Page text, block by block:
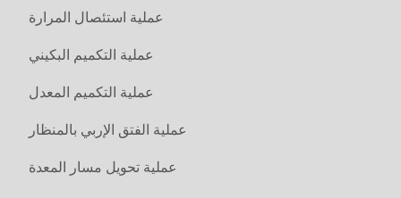
عملية ‏استئصال المرارة
عملية التكميم البكيني
عملية التكميم المعدل
عملية الفتق الإربي بالمنظار
عملية تحويل مسار المعدة